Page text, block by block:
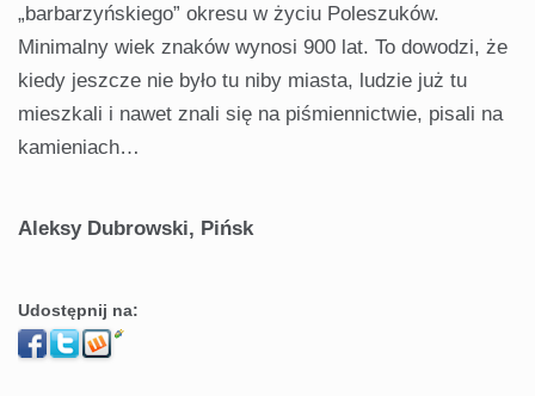
„barbarzyńskiego” okresu w życiu Poleszuków.
Minimalny wiek znaków wynosi 900 lat. To dowodzi, że
kiedy jeszcze nie było tu niby miasta, ludzie już tu
mieszkali i nawet znali się na piśmiennictwie, pisali na
kamieniach…
Aleksy Dubrowski, Pińsk
Udostępnij na: